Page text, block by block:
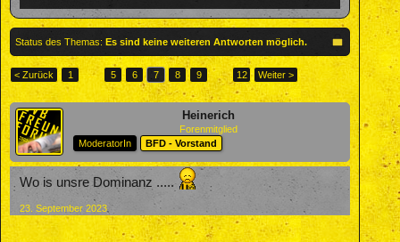
Status des Themas: Es sind keine weiteren Antworten möglich.
< Zurück 1 ← 5 6 7 8 9 → 12 Weiter >
Heinerich
Forenmitglied
ModeratorIn
BFD - Vorstand
Wo is unsre Dominanz .....
23. September 2023